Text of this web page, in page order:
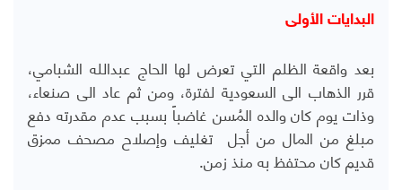
البدايات الأولى
بعد واقعة الظلم التي تعرض لها الحاج عبدالله الشبامي،
قرر الذهاب الى السعودية لفترة، ومن ثم عاد الى صنعاء،
وذات يوم كان والده المُسن غاضباً بسبب عدم مقدرته دفع
مبلغ من المال من أجل تغليف وإصلاح مصحف ممزق
قديم كان محتفظ به منذ زمن.